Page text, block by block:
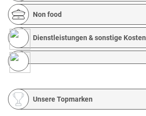
Non food
Dienstleistungen & sonstige Kosten
Unsere Topmarken